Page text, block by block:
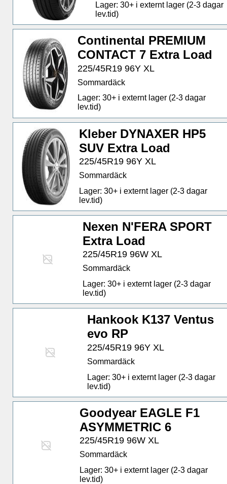
Lager: 30+ i externt lager (2-3 dagar
lev.tid)
Continental PREMIUM
CONTACT 7 Extra Load
225/45R19 96Y XL
Sommardäck
Lager: 30+ i externt lager (2-3 dagar
lev.tid)
Kleber DYNAXER HP5
SUV Extra Load
225/45R19 96Y XL
Sommardäck
Lager: 30+ i externt lager (2-3 dagar
lev.tid)
Nexen N'FERA SPORT
Extra Load
225/45R19 96W XL
Sommardäck
Lager: 30+ i externt lager (2-3 dagar
lev.tid)
Hankook K137 Ventus
evo RP
225/45R19 96Y XL
Sommardäck
Lager: 30+ i externt lager (2-3 dagar
lev.tid)
Goodyear EAGLE F1
ASYMMETRIC 6
225/45R19 96W XL
Sommardäck
Lager: 30+ i externt lager (2-3 dagar
lev.tid)